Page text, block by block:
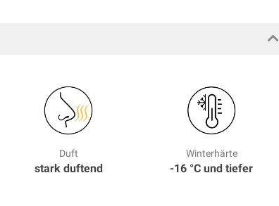
Duft
stark duftend
Winterhärte
-16 °C und tiefer